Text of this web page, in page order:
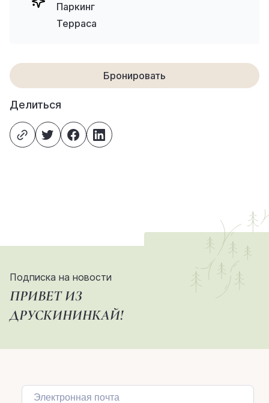
Паркинг
Терраса
Бронировать
Делиться
Подписка на новости
ПРИВЕТ ИЗ
ДРУСКИНИНКАЙ!